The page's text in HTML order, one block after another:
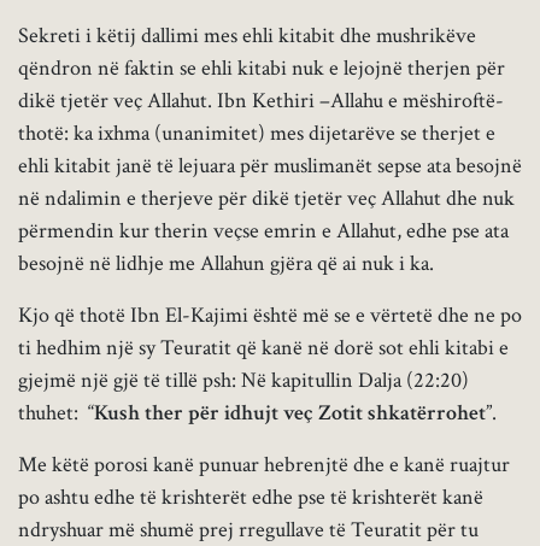
Sekreti i këtij dallimi mes ehli kitabit dhe mushrikëve
qëndron në faktin se ehli kitabi nuk e lejojnë therjen për
dikë tjetër veç Allahut. Ibn Kethiri –Allahu e mëshiroftë-
thotë: ka ixhma (unanimitet) mes dijetarëve se therjet e
ehli kitabit janë të lejuara për muslimanët sepse ata besojnë
në ndalimin e therjeve për dikë tjetër veç Allahut dhe nuk
përmendin kur therin veçse emrin e Allahut, edhe pse ata
besojnë në lidhje me Allahun gjëra që ai nuk i ka.
Kjo që thotë Ibn El-Kajimi është më se e vërtetë dhe ne po
ti hedhim një sy Teuratit që kanë në dorë sot ehli kitabi e
gjejmë një gjë të tillë psh: Në kapitullin Dalja (22:20)
thuhet: “Kush ther për idhujt veç Zotit shkatërrohet”.
Me këtë porosi kanë punuar hebrenjtë dhe e kanë ruajtur
po ashtu edhe të krishterët edhe pse të krishterët kanë
ndryshuar më shumë prej rregullave të Teuratit për tu